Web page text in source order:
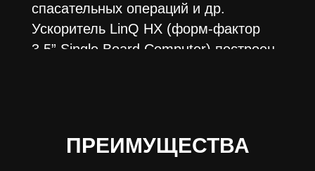
спасательных операций и др.
Ускоритель LinQ HX (форм-фактор
3,5” Single Board Computer) построен
ПРЕИМУЩЕСТВА